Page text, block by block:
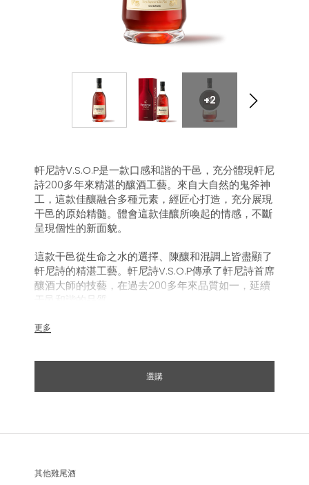
+2
軒尼詩V.S.O.P是一款口感和諧的干邑，充分體現軒尼
詩200多年來精湛的釀酒工藝。來自大自然的鬼斧神
工，這款佳釀融合多種元素，經匠心打造，充分展現
干邑的原始精髓。體會這款佳釀所喚起的情感，不斷
呈現個性的新面貌。
這款干邑從生命之水的選擇、陳釀和混調上皆盡顯了
軒尼詩的精湛工藝。軒尼詩V.S.O.P傳承了軒尼詩首席
釀酒大師的技藝，在過去200多年來品質如一，延續
干邑和諧的品質。
更多
選購
其他雞尾酒